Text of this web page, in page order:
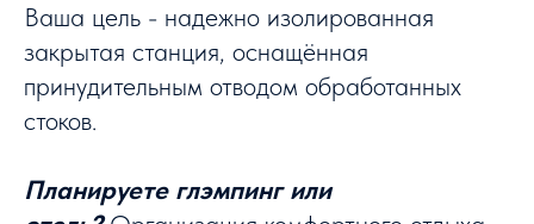
Ваша цель - надежно изолированная
закрытая станция, оснащённая
принудительным отводом обработанных
стоков.
Планируете глэмпинг или